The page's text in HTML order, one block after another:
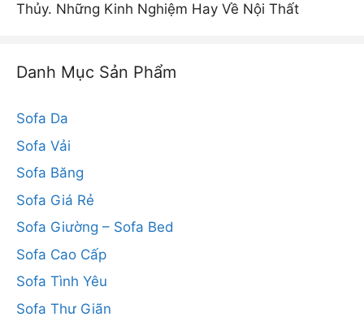
Thủy. Những Kinh Nghiệm Hay Về Nội Thất
Danh Mục Sản Phẩm
Sofa Da
Sofa Vải
Sofa Băng
Sofa Giá Rẻ
Sofa Giường – Sofa Bed
Sofa Cao Cấp
Sofa Tình Yêu
Sofa Thư Giãn